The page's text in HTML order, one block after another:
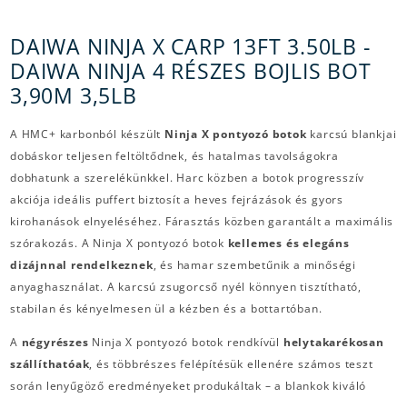
DAIWA NINJA X CARP 13FT 3.50LB -
DAIWA NINJA 4 RÉSZES BOJLIS BOT
3,90M 3,5LB
A HMC+ karbonból készült Ninja X pontyozó botok karcsú blankjai
dobáskor teljesen feltöltődnek, és hatalmas tavolságokra
dobhatunk a szerelékünkkel. Harc közben a botok progresszív
akciója ideális puffert biztosít a heves fejrázások és gyors
kirohanások elnyeléséhez. Fárasztás közben garantált a maximális
szórakozás. A Ninja X pontyozó botok kellemes és elegáns
dizájnnal rendelkeznek, és hamar szembetűnik a minőségi
anyaghasználat. A karcsú zsugorcső nyél könnyen tisztítható,
stabilan és kényelmesen ül a kézben és a bottartóban.
A négyrészes Ninja X pontyozó botok rendkívül helytakarékosan
szállíthatóak, és többrészes felépítésük ellenére számos teszt
során lenyűgöző eredményeket produkáltak – a blankok kiváló